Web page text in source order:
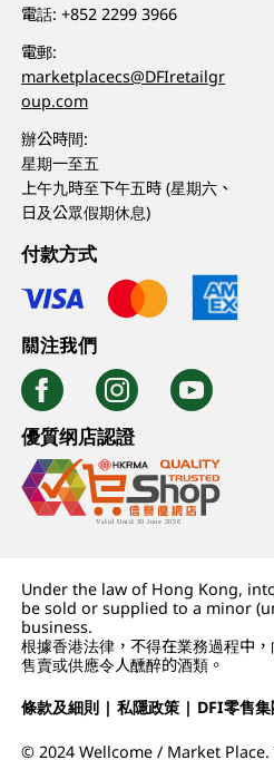
電話:+852 2299 3966
電郵:
marketplacecs@DFIretailgr
oup.com
辦公時間:
星期一至五
上午九時至下午五時 (星期六、
日及公眾假期休息)
付款方式
關注我們
優質纲店認證
Under the law of Hong Kong,
be sold or supplied to a minor
business.
根據香港法律，不得在業務過程中
售賣或供應令人醺醉的酒類。
條款及細則 |私隱政策 | DFI零售
© 2024 Wellcome / Market